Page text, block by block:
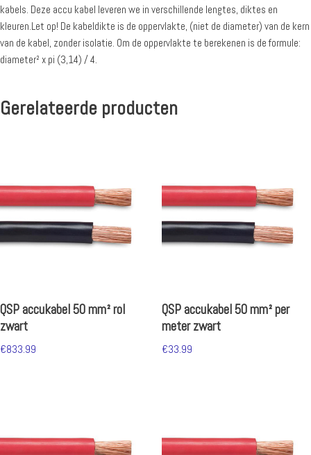
kabels. Deze accu kabel leveren we in verschillende lengtes, diktes en
kleuren.Let op! De kabeldikte is de oppervlakte, (niet de diameter) van de kern
van de kabel, zonder isolatie. Om de oppervlakte te berekenen is de formule:
diameter² x pi (3,14) / 4.
Gerelateerde producten
QSP accukabel 50 mm² rol
zwart
€833.99
QSP accukabel 50 mm² per
meter zwart
€33.99